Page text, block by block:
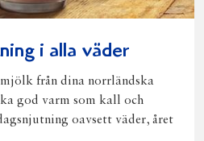
i alla väder
från dina norrländska
god varm som kall och
oavsett väder, året